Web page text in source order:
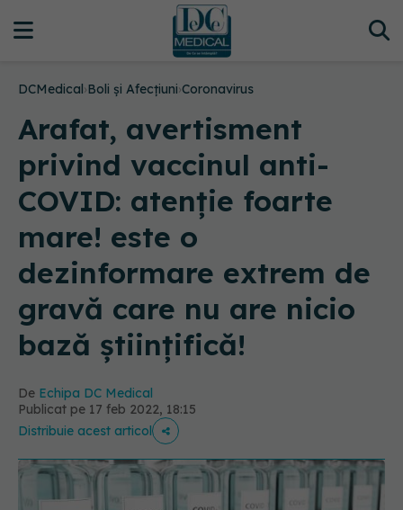
DCMedical›Boli și Afecțiuni›Coronavirus
Arafat, avertisment
privind vaccinul anti-
COVID: atenție foarte
mare! este o
dezinformare extrem de
gravă care nu are nicio
bază științifică!
De Echipa DC Medical
Publicat pe 17 feb 2022, 18:15
Distribuie acest articol